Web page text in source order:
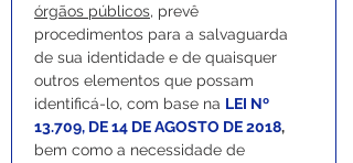
órgãos públicos, prevê
procedimentos para a salvaguarda
de sua identidade e de quaisquer
outros elementos que possam
identificá-lo, com base na LEI Nº
13.709, DE 14 DE AGOSTO DE 2018,
bem como a necessidade de